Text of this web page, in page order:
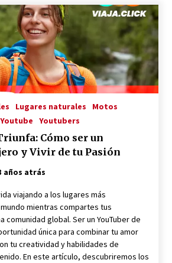
Lugares naturales
Motos
Youtube Youtubers
Cómo ser un
y Vivir de tu Pasión
años atrás
viajando a los lugares más
mientras compartes tus
comunidad global. Ser un YouTuber de
única para combinar tu amor
tu creatividad y habilidades de
En este artículo, descubriremos los